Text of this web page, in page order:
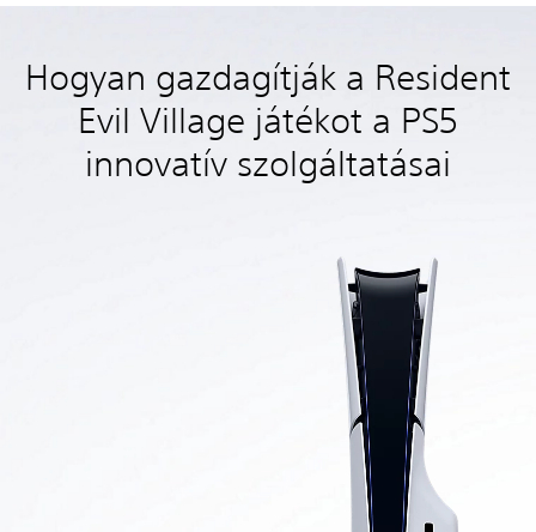
Hogyan gazdagítják a Resident
Evil Village játékot a PS5
innovatív szolgáltatásai